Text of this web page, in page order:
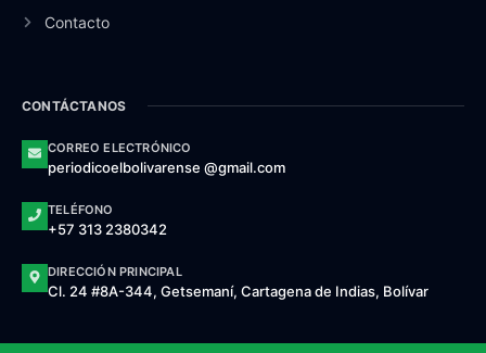
Contacto
CONTÁCTANOS
CORREO ELECTRÓNICO
periodicoelbolivarense @gmail.com
TELÉFONO
+57 313 2380342
DIRECCIÓN PRINCIPAL
Cl. 24 #8A-344, Getsemaní, Cartagena de Indias, Bolívar